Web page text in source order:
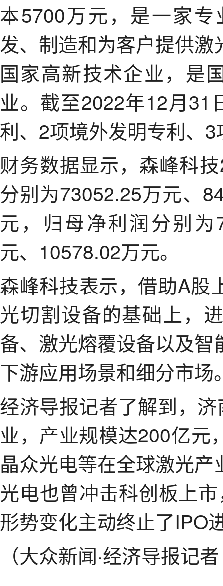
本5700万元，是一家
发、制造和为客户提供
国家高新技术企业，是
业。截至2022年12月31
利、2项境外发明专利、
财务数据显示，森峰科
分别为73052.25万元、
元，归母净利润分别为
元、10578.02万元。
森峰科技表示，借助A股
光切割设备的基础上，
备、激光熔覆设备以及
下游应用场景和细分市场
经济导报记者了解到，
业，产业规模达200亿元
晶众光电等在全球激光
光电也曾冲击科创板上
形势变化主动终止了IPO
（大众新闻·经济导报记